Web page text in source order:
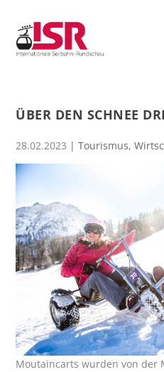
ÜBER DEN SCHNEE
28.02.2023 |Tourismus,
Moutaincarts wurden von der